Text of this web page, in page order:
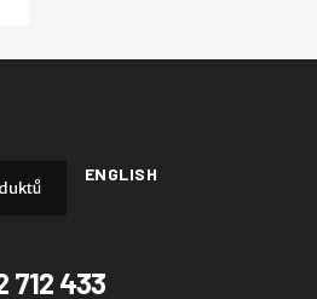
ENGLISH
712 433